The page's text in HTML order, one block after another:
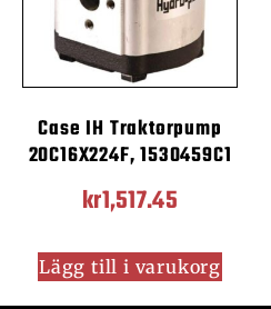
Case IH Traktorpump
20C16X224F, 1530459C1
kr1,517.45
Lägg till i varukorg